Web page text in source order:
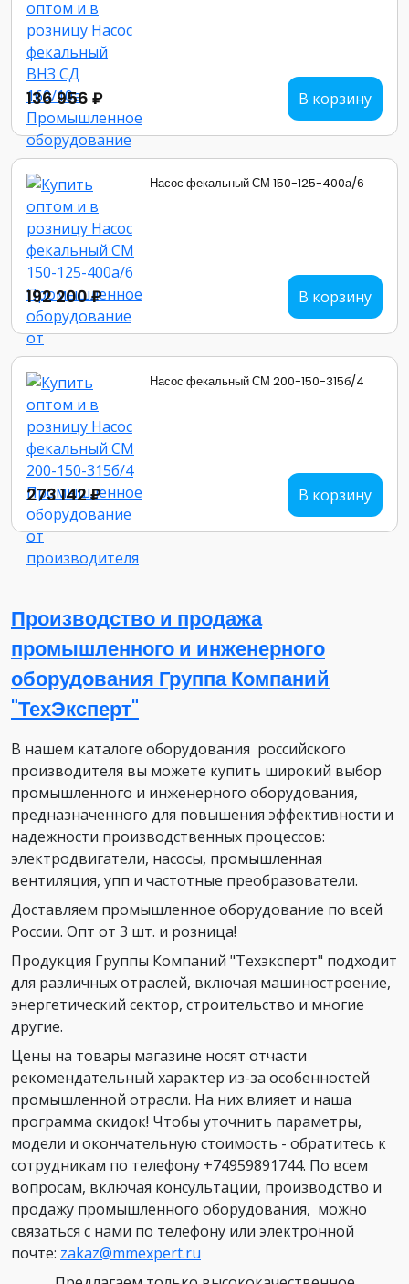
136 956 ₽ В корзину
Насос фекальный СМ 150-125-400а/6
192 200 ₽ В корзину
Насос фекальный СМ 200-150-315б/4
273 142 ₽ В корзину
Производство и продажа
промышленного и инженерного
оборудования Группа Компаний
"ТехЭксперт"
В нашем каталоге оборудования российского
производителя вы можете купить широкий выбор
промышленного и инженерного оборудования,
предназначенного для повышения эффективности и
надежности производственных процессов:
электродвигатели, насосы, промышленная
вентиляция, упп и частотные преобразователи.
Доставляем промышленное оборудование по всей
России. Опт от 3 шт. и розница!
Продукция Группы Компаний "Техэксперт" подходит
для различных отраслей, включая машиностроение,
энергетический сектор, строительство и многие
другие.
Цены на товары магазине носят отчасти
рекомендательный характер из-за особенностей
промышленной отрасли. На них влияет и наша
программа скидок! Чтобы уточнить параметры,
модели и окончательную стоимость - обратитесь к
сотрудникам по телефону +74959891744. По всем
вопросам, включая консультации, производство и
продажу промышленного оборудования, можно
связаться с нами по телефону или электронной
почте: zakaz@mmexpert.ru